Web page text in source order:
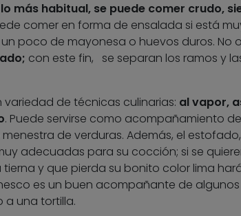
más habitual, se puede comer crudo,
comer en forma de ensalada si está
un poco de mayonesa o huevos duros. No
con este fin,
se separan los ramos y
de técnicas culinarias: al vapor,
. Puede servirse como acompañamiento
de verduras. Además, el
adecuadas para su cocción; si se
y que pierda su bonito color lima
es un buen acompañante de
a una tortilla.